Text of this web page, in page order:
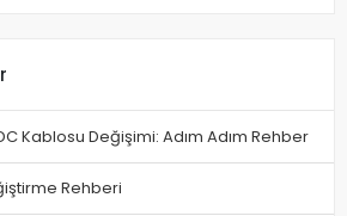
Kablosu Değişimi: Adım Adım Rehber
Rehberi